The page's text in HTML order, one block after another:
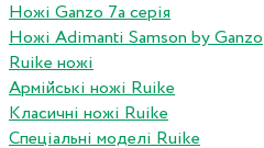
Ножі Ganzo 7а серія
Ножі Adimanti Samson by Ganzo
Ruike ножі
Армійські ножі Ruike
Класичні ножі Ruike
Спеціальні моделі Ruike